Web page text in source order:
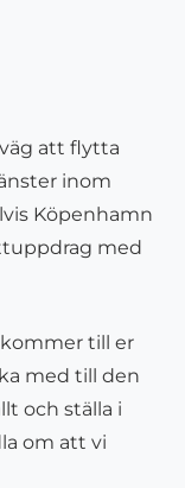
att flytta
inom
Köpenhamn
med
till er
med till den
och ställa i
om att vi